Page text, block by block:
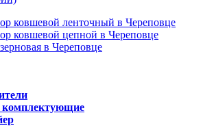
ковшевой ленточный в Череповце
ковшевой цепной в Череповце
в Череповце
комплектующие